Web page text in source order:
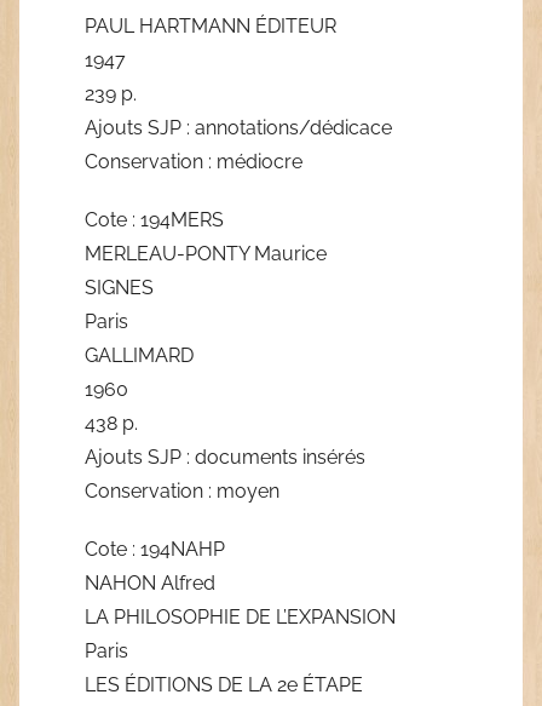
PAUL HARTMANN ÉDITEUR
1947
239 p.
Ajouts SJP : annotations/dédicace
Conservation : médiocre
Cote : 194MERS
MERLEAU-PONTY Maurice
SIGNES
Paris
GALLIMARD
1960
438 p.
Ajouts SJP : documents insérés
Conservation : moyen
Cote : 194NAHP
NAHON Alfred
LA PHILOSOPHIE DE L’EXPANSION
Paris
LES ÉDITIONS DE LA 2e ÉTAPE